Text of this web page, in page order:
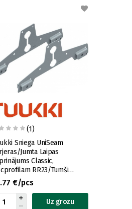
(1)
Sniega UniSeam
Jumta Laipas
Classic,
RR23/Tumši
x2
€/pcs
Uz grozu